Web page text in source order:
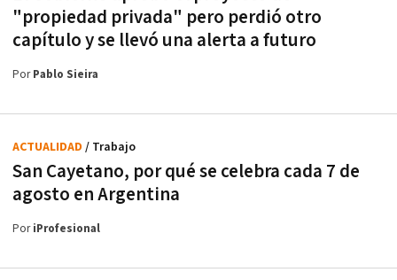
"propiedad privada" pero perdió otro
capítulo y se llevó una alerta a futuro
PorPablo Sieira
San Cayetano, por qué se celebra cada 7 de
agosto en Argentina
ACTUALIDAD / Trabajo
PoriProfesional